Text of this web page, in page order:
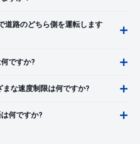
道路のどちら側を運転します
ですか?
な速度制限は何ですか?
何ですか?